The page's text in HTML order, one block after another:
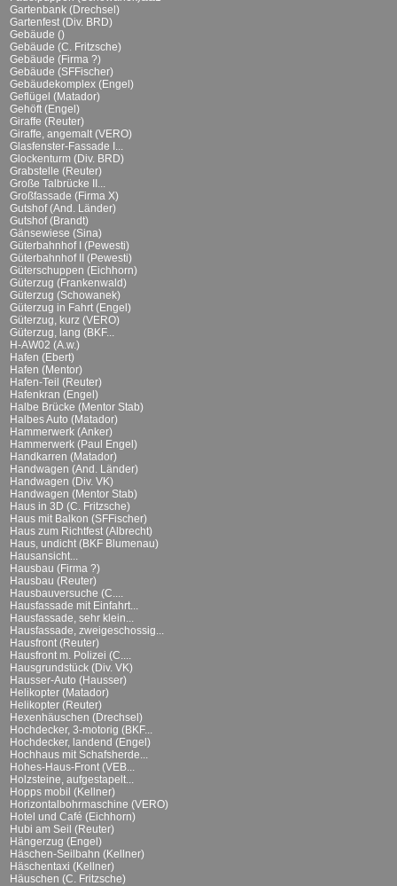
Gartenbank (Drechsel)
Gartenfest (Div. BRD)
Gebäude ()
Gebäude (C. Fritzsche)
Gebäude (Firma ?)
Gebäude (SFFischer)
Gebäudekomplex (Engel)
Geflügel (Matador)
Gehöft (Engel)
Giraffe (Reuter)
Giraffe, angemalt (VERO)
Glasfenster-Fassade I...
Glockenturm (Div. BRD)
Grabstelle (Reuter)
Große Talbrücke II...
Großfassade (Firma X)
Gutshof (And. Länder)
Gutshof (Brandt)
Gänsewiese (Sina)
Güterbahnhof I (Pewesti)
Güterbahnhof II (Pewesti)
Güterschuppen (Eichhorn)
Güterzug (Frankenwald)
Güterzug (Schowanek)
Güterzug in Fahrt (Engel)
Güterzug, kurz (VERO)
Güterzug, lang (BKF...
H-AW02 (A.w.)
Hafen (Ebert)
Hafen (Mentor)
Hafen-Teil (Reuter)
Hafenkran (Engel)
Halbe Brücke (Mentor Stab)
Halbes Auto (Matador)
Hammerwerk (Anker)
Hammerwerk (Paul Engel)
Handkarren (Matador)
Handwagen (And. Länder)
Handwagen (Div. VK)
Handwagen (Mentor Stab)
Haus in 3D (C. Fritzsche)
Haus mit Balkon (SFFischer)
Haus zum Richtfest (Albrecht)
Haus, undicht (BKF Blumenau)
Hausansicht...
Hausbau (Firma ?)
Hausbau (Reuter)
Hausbauversuche (C....
Hausfassade mit Einfahrt...
Hausfassade, sehr klein...
Hausfassade, zweigeschossig...
Hausfront (Reuter)
Hausfront m. Polizei (C....
Hausgrundstück (Div. VK)
Hausser-Auto (Hausser)
Helikopter (Matador)
Helikopter (Reuter)
Hexenhäuschen (Drechsel)
Hochdecker, 3-motorig (BKF...
Hochdecker, landend (Engel)
Hochhaus mit Schafsherde...
Hohes-Haus-Front (VEB...
Holzsteine, aufgestapelt...
Hopps mobil (Kellner)
Horizontalbohrmaschine (VERO)
Hotel und Café (Eichhorn)
Hubi am Seil (Reuter)
Hängerzug (Engel)
Häschen-Seilbahn (Kellner)
Häschentaxi (Kellner)
Häuschen (C. Fritzsche)